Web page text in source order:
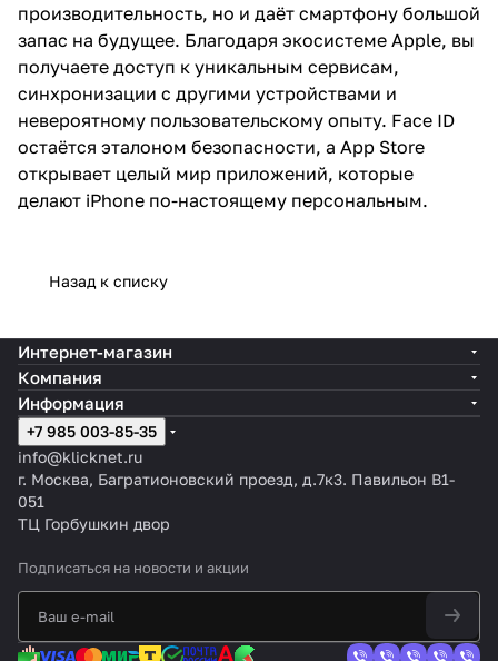
производительность, но и даёт смартфону большой
запас на будущее. Благодаря экосистеме Apple, вы
получаете доступ к уникальным сервисам,
синхронизации с другими устройствами и
невероятному пользовательскому опыту. Face ID
остаётся эталоном безопасности, а App Store
открывает целый мир приложений, которые
делают iPhone по-настоящему персональным.
Назад к списку
Интернет-магазин
Компания
Информация
+7 985 003-85-35
info@klicknet.ru
г. Москва, Багратионовский проезд, д.7к3. Павильон B1-
051
ТЦ Горбушкин двор
Подписаться на новости и акции